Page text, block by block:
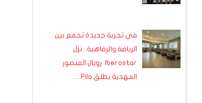
في تجربة جديدة تجمع بين
الرياضة والرفاهية.. نزل
Iberostar رويال المنصور
المهدية يطلق Pila…